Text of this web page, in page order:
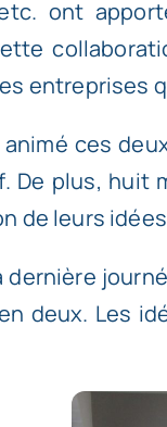
ont
entreprises
animé ces
De plus, huit
de leurs
dernière
deux. Les